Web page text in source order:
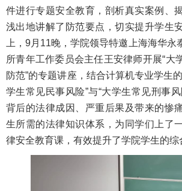
件进行专题安全教育，剖析真实案例、
浅出地讲解了防范要点，切实提升学生
上，9月11晚，学院领导特邀上海海华永
所青年工作委员会主任王安律师开展“大
防范”的专题讲座，结合计算机专业学生
学生常见民事风险”与“大学生常见刑事
背后的法律成因、严重后果及带来的惨
生所需的法律知识体系，为同学们上了
律安全教育课，有效提升了学院学生的综